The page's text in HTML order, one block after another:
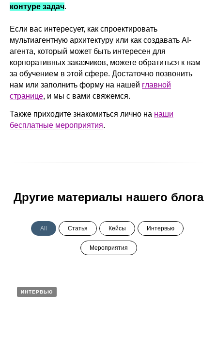
контуре задач.
Если вас интересует, как спроектировать
мультиагентную архитектуру или как создавать AI-
агента, который может быть интересен для
корпоративных заказчиков, можете обратиться к нам
за обучением в этой сфере. Достаточно позвонить
нам или заполнить форму на нашей главной
странице, и мы с вами свяжемся.
Также приходите знакомиться лично на наши
бесплатные мероприятия.
Другие материалы нашего блога
All Статья Кейсы Интервью
Мероприятия
ИНТЕРВЬЮ